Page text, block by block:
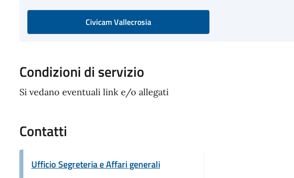
Civicam Vallecrosia
Condizioni di servizio
Si vedano eventuali link e/o allegati
Contatti
Ufficio Segreteria e Affari generali